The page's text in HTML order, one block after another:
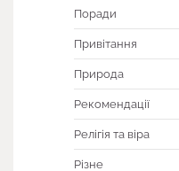
Поради
Привітання
Природа
Рекомендації
Релігія та віра
Різне